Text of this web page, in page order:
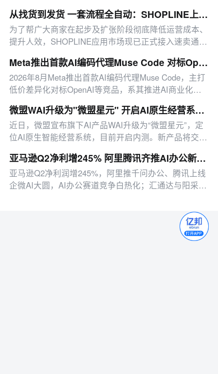
从找货到发货 一套流程全自动：SHOPLINE上新DSers 解锁跨境Dropshipping新玩法
为了帮广大商家在起步及扩张阶段彻底降低运营成本、
提升人效，SHOPLINE应用市场现已正式接入速卖通
Meta推出首款AI编码代理Muse Code 对标OpenAI Anthropic
2026年8月Meta推出首款AI编码代理Muse Code，主打
低价差异化对标OpenAI等竞品，系其推进AI商业化覆
微盟WAI升级为"微盟星元" 开启AI原生经营系统内测
近日，微盟宣布旗下AI产品WAI升级为“微盟星元”，定
位AI原生智能经营系统，目前开启内测。新产品将交互
亚马逊Q2净利增245% 阿里腾讯齐推AI办公新品 | 邦小白产业周报
亚马逊Q2净利润增245%，阿里推千问办公、腾讯上线
企微AI大圆，AI办公赛道竞争白热化；汇通达与阳采集